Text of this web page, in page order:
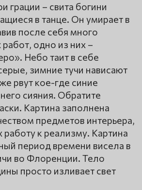
грации – свита богини
в танце. Он умирает в
после себя много
одно из них –
Небо таит в себе
зимние тучи нависают
рвут кое-где синие
сияния. Обратите
Картина заполнена
предметов интерьера,
к реализму. Картина
период времени висела в
во Флоренции. Тело
просто изливает свет